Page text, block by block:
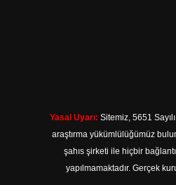
Yasal Uyarı: Sitemiz, 5651
araştırma yükümlülüğümüz
şahıs şirketi ile hiçbir
yapılmamaktadır. Gerçek